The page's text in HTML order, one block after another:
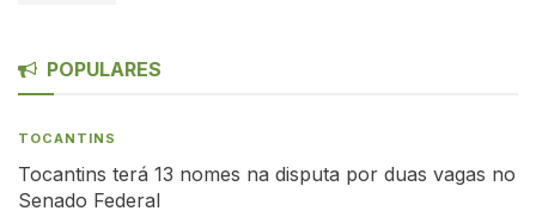
POPULARES
TOCANTINS
Tocantins terá 13 nomes na disputa por duas vagas no
Senado Federal